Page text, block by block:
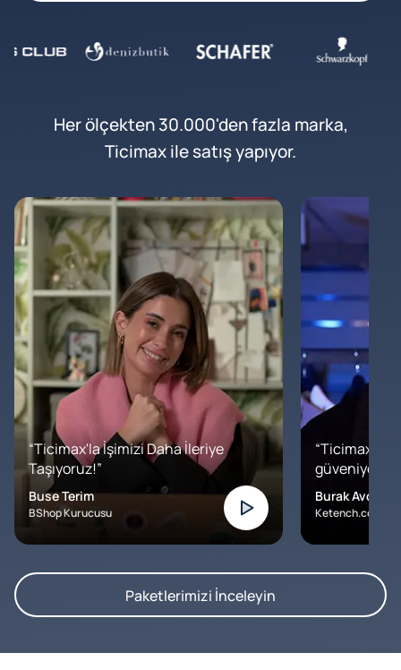
Her ölçekten 30.000'den fazla marka,
Ticimax ile satış yapıyor.
“Ticimax'la İşimizi Daha İleriye
Taşıyoruz!”
Buse Terim
BShop Kurucusu
“Ticimax'a
Burak Avcılar
Ketench.com –
Paketlerimizi İnceleyin